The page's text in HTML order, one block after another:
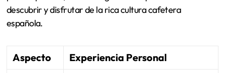
frecuentan, creando un sentido de comunidad que es
difícil de encontrar en otros sitios.
Recuerdo la primera vez que entré. Sentí el aroma del
café recién hecho y una energía vibrante en el aire. Fue